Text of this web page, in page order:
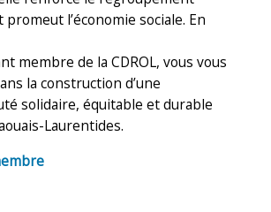
l’économie sociale. En
membre de la CDROL, vous vous
la construction d’une
solidaire, équitable et durable
Laurentides.